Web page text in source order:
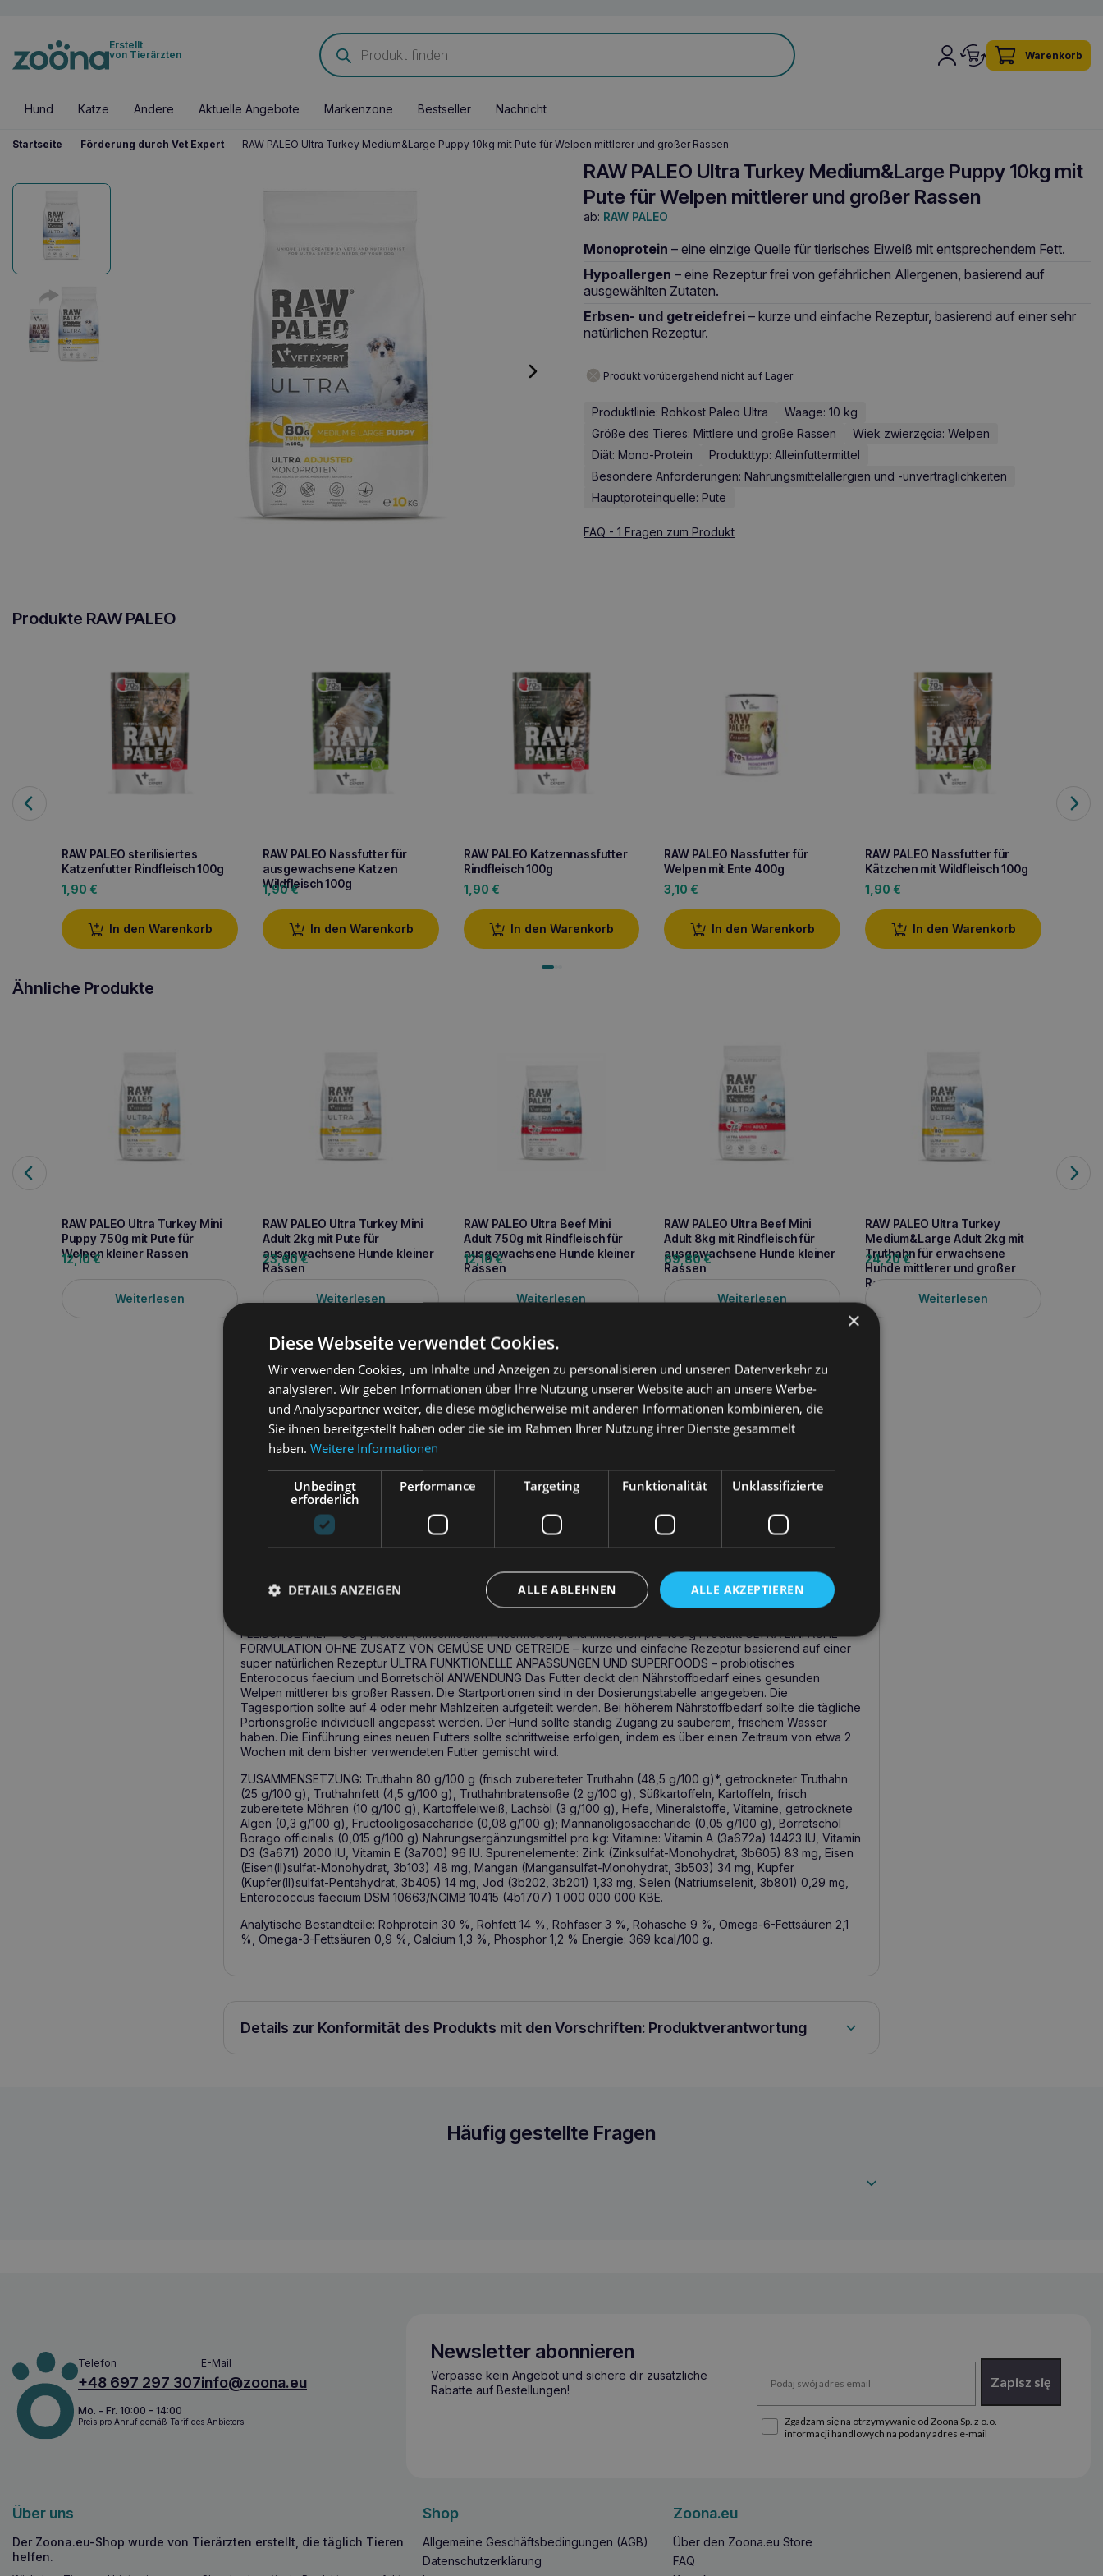
Erstellt
von Tierärzten
Products
search
Warenkorb
Hund Katze Andere Aktuelle Angebote Markenzone Bestseller Nachricht
Startseite — Förderung durch Vet Expert — RAW PALEO Ultra Turkey Medium&Large Puppy 10kg mit Pute für Welpen mittlerer und großer Rassen
RAW PALEO Ultra Turkey Medium&Large Puppy 10kg mit
Pute für Welpen mittlerer und großer Rassen
ab: RAW PALEO
Monoprotein – eine einzige Quelle für tierisches Eiweiß mit entsprechendem Fett.
Hypoallergen – eine Rezeptur frei von gefährlichen Allergenen, basierend auf
ausgewählten Zutaten.
Erbsen- und getreidefrei – kurze und einfache Rezeptur, basierend auf einer sehr
natürlichen Rezeptur.
Produkt vorübergehend nicht auf Lager
Produktlinie: Rohkost Paleo Ultra
Waage: 10 kg
Größe des Tieres: Mittlere und große Rassen
Wiek zwierzęcia: Welpen
Diät: Mono-Protein
Produkttyp: Alleinfuttermittel
Besondere Anforderungen: Nahrungsmittelallergien und -unverträglichkeiten
Hauptproteinquelle: Pute
FAQ - 1 Fragen zum Produkt
Produkte RAW PALEO
RAW PALEO sterilisiertes
Katzenfutter Rindfleisch 100g
1,90 €
In den Warenkorb
RAW PALEO Nassfutter für
ausgewachsene Katzen
Wildfleisch 100g
1,90€
In den Warenkorb
RAW PALEO Katzennassfutter
Rindfleisch 100g
1,90 €
In den Warenkorb
RAW PALEO Nassfutter für
Welpen mit Ente 400g
3,10 €
In den Warenkorb
RAW PALEO Nassfutter für
Kätzchen mit Wildfleisch 100g
1,90 €
In den Warenkorb
Ähnliche Produkte
RAW PALEO Ultra Turkey Mini
Puppy 750g mit Pute für
Welpen kleiner Rassen
12,10€
Weiterlesen
RAW PALEO Ultra Turkey Mini
Adult 2kg mit Pute für
ausgewachsene Hunde kleiner
Rassen
23,60€
Weiterlesen
RAW PALEO Ultra Beef Mini
Adult 750g mit Rindfleisch für
ausgewachsene Hunde kleiner
Rassen
12,10€
Weiterlesen
RAW PALEO Ultra Beef Mini
Adult 8kg mit Rindfleisch für
ausgewachsene Hunde kleiner
Rassen
69,80€
Weiterlesen
RAW PALEO Ultra Turkey
Medium&Large Adult 2kg mit
Truthahn für erwachsene
Hunde mittlerer und großer
Rassen
24,20€
Weiterlesen
Produktbeschreibung
Raw Paleo Ultra Medium&Large Puppy Turkey ist ein Alleinfuttermittel für heranwachsende Hunde mittelgroßer und
großer Rassen (bis zu einem Alter von 12 Monaten für mittelgroße Rassen bzw. 15 Monaten für große Rassen) mit
monoproteinhaltiges Futter, das heißt, es basiert ausschließlich auf einer tierischen Proteinquelle (Truthahn) und
enthält außerdem eine geeignete Fettquelle – Truthahnfett. Da keine Erbsen oder Getreide zugesetzt werden, ist
es eine ausgezeichnete Wahl für Hunde mit einem empfindlichen Verdauungssystem. Der Zusatz von Borretschöl
unterstützt die Gesundheit von Haut und Fell, und das enthaltene Probiotikum Enterococcus faecium verbessert
das Gleichgewicht der Darmmikroflora und fördert eine gesunde Verdauung und Nährstoffaufnahme.
WISSENSCHAFTLICH ENTWICKELT – formuliert von erfahrenen Tierärzten und Tierernährungswissenschaftlern
ULTRA-FREUNDLICH MONOPROTEINFREI – eine Quelle für tierisches Eiweiß mit passendem Fett ULTRA-SICHER
FLEISCHGEHALT – 80 g Fleisch (einschließlich Frischfleisch) und Innereien pro 100 g Produkt ULTRA EINFACHE
FORMULATION OHNE ZUSATZ VON GEMÜSE UND GETREIDE – kurze und einfache Rezeptur basierend auf einer
super natürlichen Rezeptur ULTRA FUNKTIONELLE ANPASSUNGEN UND SUPERFOODS – probiotisches
Enterococus faecium und Borretschöl ANWENDUNG Das Futter deckt den Nährstoffbedarf eines gesunden
Welpen mittlerer bis großer Rassen. Die Startportionen sind in der Dosierungstabelle angegeben. Die
Tagesportion sollte auf 4 oder mehr Mahlzeiten aufgeteilt werden. Bei höherem Nährstoffbedarf sollte die tägliche
Portionsgröße individuell angepasst werden. Der Hund sollte ständig Zugang zu sauberem, frischem Wasser
haben. Die Einführung eines neuen Futters sollte schrittweise erfolgen, indem es über einen Zeitraum von etwa 2
Wochen mit dem bisher verwendeten Futter gemischt wird.
ZUSAMMENSETZUNG: Truthahn 80 g/100 g (frisch zubereiteter Truthahn (48,5 g/100 g)*, getrockneter Truthahn
(25 g/100 g), Truthahnfett (4,5 g/100 g), Truthahnbratensoße (2 g/100 g), Süßkartoffeln, Kartoffeln, frisch
zubereitete Möhren (10 g/100 g), Kartoffeleiweiß, Lachsöl (3 g/100 g), Hefe, Mineralstoffe, Vitamine, getrocknete
Algen (0,3 g/100 g), Fructooligosaccharide (0,08 g/100 g); Mannanoligosaccharide (0,05 g/100 g), Borretschöl
Borago officinalis (0,015 g/100 g) Nahrungsergänzungsmittel pro kg: Vitamine: Vitamin A (3a672a) 14423 IU, Vitamin
D3 (3a671) 2000 IU, Vitamin E (3a700) 96 IU. Spurenelemente: Zink (Zinksulfat-Monohydrat, 3b605) 83 mg, Eisen
(Eisen(II)sulfat-Monohydrat, 3b103) 48 mg, Mangan (Mangansulfat-Monohydrat, 3b503) 34 mg, Kupfer
(Kupfer(II)sulfat-Pentahydrat, 3b405) 14 mg, Jod (3b202, 3b201) 1,33 mg, Selen (Natriumselenit, 3b801) 0,29 mg,
Enterococcus faecium DSM 10663/NCIMB 10415 (4b1707) 1 000 000 000 KBE.
Analytische Bestandteile: Rohprotein 30 %, Rohfett 14 %, Rohfaser 3 %, Rohasche 9 %, Omega-6-Fettsäuren 2,1
%, Omega-3-Fettsäuren 0,9 %, Calcium 1,3 %, Phosphor 1,2 % Energie: 369 kcal/100 g.
Details zur Konformität des Produkts mit den Vorschriften: Produktverantwortung
RAW PALEO Ultra Turkey Medium&Large Puppy 10kg mit Pute für Welpen mittlerer und großer Rassen
Häufig gestellte Fragen
Telefon
+48 697 297 307
E-Mail
info@zoona.eu
Mo. - Fr. 10:00 - 14:00
Preis pro Anruf gemäß Tarif des Anbieters.
Newsletter abonnieren
Verpasse kein Angebot und sichere dir zusätzliche
Rabatte auf Bestellungen!
Zapisz się
Zgadzam się na otrzymywanie od Zoona Sp. z o.o.
informacji handlowych na podany adres e-mail
Über uns
Der Zoona.eu-Shop wurde von Tierärzten erstellt, die täglich Tieren
helfen.
Shop
Allgemeine Geschäftsbedingungen (AGB)
Datenschutzerklärung
Zoona.eu
Über den Zoona.eu Store
FAQ
×
Diese Webseite verwendet Cookies.
Wir verwenden Cookies, um Inhalte und Anzeigen zu personalisieren und unseren Datenverkehr zu
analysieren. Wir geben Informationen über Ihre Nutzung unserer Website auch an unsere Werbe-
und Analysepartner weiter, die diese möglicherweise mit anderen Informationen kombinieren, die
Sie ihnen bereitgestellt haben oder die sie im Rahmen Ihrer Nutzung ihrer Dienste gesammelt
haben. Weitere Informationen
Unbedingt
erforderlich
Performance Targeting Funktionalität Unklassifizierte
ALLE AKZEPTIEREN
ALLE ABLEHNEN
DETAILS ANZEIGEN